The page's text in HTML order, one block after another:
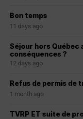
Bon temps
11 days ago
Séjour hors Québec
conséquences ?
12 days ago
Refus de permis de
1 month ago
TVRP ET suite de